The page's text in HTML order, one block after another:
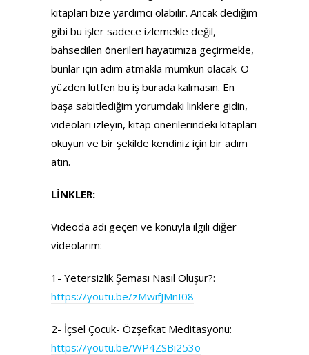
kitapları bize yardımcı olabilir. Ancak dediğim
gibi bu işler sadece izlemekle değil,
bahsedilen önerileri hayatımıza geçirmekle,
bunlar için adım atmakla mümkün olacak. O
yüzden lütfen bu iş burada kalmasın. En
başa sabitlediğim yorumdaki linklere gidin,
videoları izleyin, kitap önerilerindeki kitapları
okuyun ve bir şekilde kendiniz için bir adım
atın.
LİNKLER:
Videoda adı geçen ve konuyla ilgili diğer
videolarım:
1- Yetersizlik Şeması Nasıl Oluşur?:
https://youtu.be/zMwifJMnI08
2- İçsel Çocuk- Özşefkat Meditasyonu:
https://youtu.be/WP4ZSBi253o